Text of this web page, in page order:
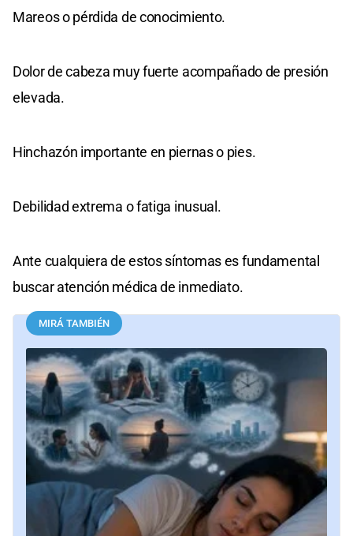
Mareos o pérdida de conocimiento.
Dolor de cabeza muy fuerte acompañado de presión
elevada.
Hinchazón importante en piernas o pies.
Debilidad extrema o fatiga inusual.
Ante cualquiera de estos síntomas es fundamental
buscar atención médica de inmediato.
MIRÁ TAMBIÉN